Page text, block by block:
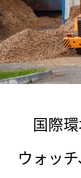
国際環
ウォッ